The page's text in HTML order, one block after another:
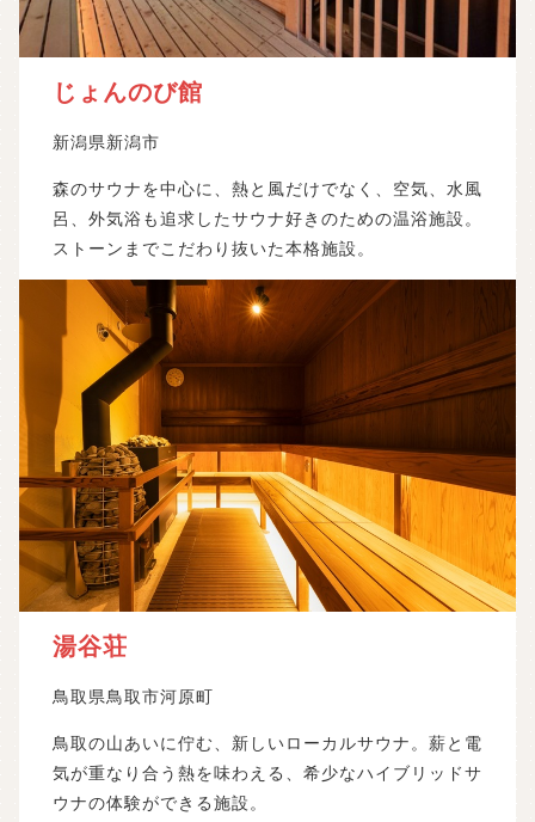
じょんのび館
新潟県新潟市
森のサウナを中心に、熱と風だけでなく、空気、水風
呂、外気浴も追求したサウナ好きのための温浴施設。
ストーンまでこだわり抜いた本格施設。
湯谷荘
鳥取県鳥取市河原町
鳥取の山あいに佇む、新しいローカルサウナ。薪と電
気が重なり合う熱を味わえる、希少なハイブリッドサ
ウナの体験ができる施設。